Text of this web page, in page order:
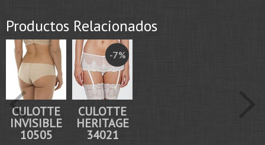
Productos Relacionados
CULOTTE
INVISIBLE
10505
-7 %
CULOTTE
HERITAGE
34021